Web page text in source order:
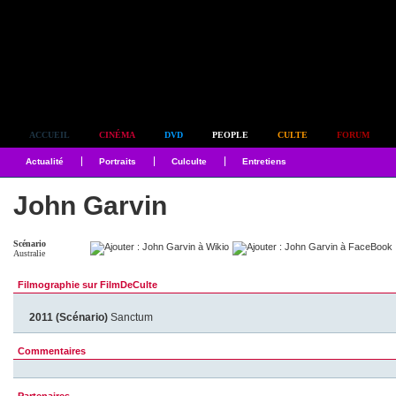
ACCUEIL CINÉMA DVD PEOPLE CULTE FORUM
Actualité Portraits Culculte Entretiens
John Garvin
Scénario
Australie
Filmographie sur FilmDeCulte
2011 (Scénario) Sanctum
Commentaires